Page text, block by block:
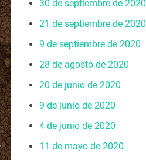
30 de septiembre de 2020
21 de septiembre de 2020
9 de septiembre de 2020
28 de agosto de 2020
20 de junio de 2020
9 de junio de 2020
4 de junio de 2020
11 de mayo de 2020